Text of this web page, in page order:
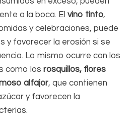
a la boca. El vino tinto,
y celebraciones, puede
y favorecer la erosión si se
Lo mismo ocurre con los
como los rosquillos, flores
alfajor, que contienen
y favorecen la